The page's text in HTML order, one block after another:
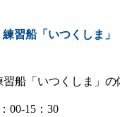
習船「いつくしま」
船「いつくしま」の
00-15：30